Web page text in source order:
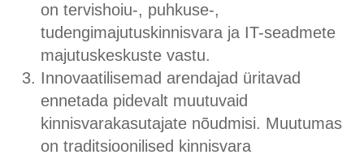
on tervishoiu-, puhkuse-,
tudengimajutuskinnisvara ja IT-seadmete
majutuskeskuste vastu.
Innovaatilisemad arendajad üritavad
ennetada pidevalt muutuvaid
kinnisvarakasutajate nõudmisi. Muutumas
on traditsioonilised kinnisvara